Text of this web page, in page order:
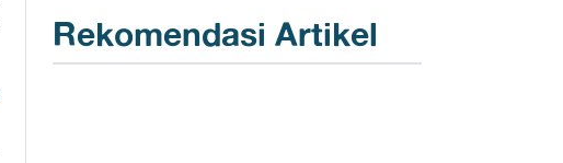
Rekomendasi Artikel